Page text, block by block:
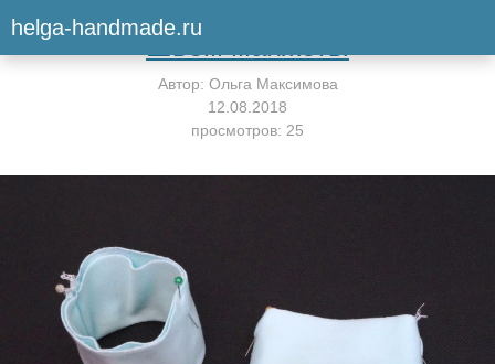
helga-handmade.ruВернуться к мастер-классу
Шьем манжеты
Автор: Ольга Максимова
12.08.2018
просмотров: 25